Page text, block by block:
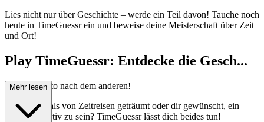
Lies nicht nur über Geschichte – werde ein Teil davon! Tauche noch
heute in TimeGuessr ein und beweise deine Meisterschaft über Zeit
und Ort!
Play TimeGuessr: Entdecke die Gesch...
ichte, ein Foto nach dem anderen!
Hast du jemals von Zeitreisen geträumt oder dir gewünscht, ein
Meisterdetektiv zu sein? TimeGuessr lässt dich beides tun!
Mehr lesen